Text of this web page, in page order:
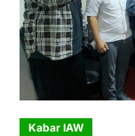
Kabar IAW